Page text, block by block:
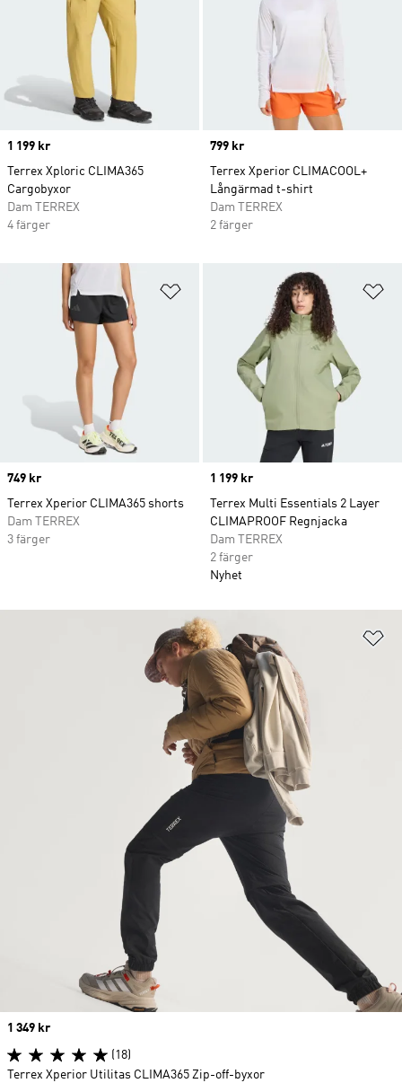
Price
1 199 kr
Terrex Xploric CLIMA365
Cargobyxor
Dam TERREX
4 färger
Price
799 kr
Terrex Xperior CLIMACOOL+
Långärmad t-shirt
Dam TERREX
2 färger
Lägg till på önskelistan
Price
749 kr
Terrex Xperior CLIMA365 shorts
Dam TERREX
3 färger
Price
1 199 kr
Terrex Multi Essentials 2 Layer
CLIMAPROOF Regnjacka
Dam TERREX
2 färger
Nyhet
Price
1 349 kr
(18)
Terrex Xperior Utilitas CLIMA365 Zip-off-byxor